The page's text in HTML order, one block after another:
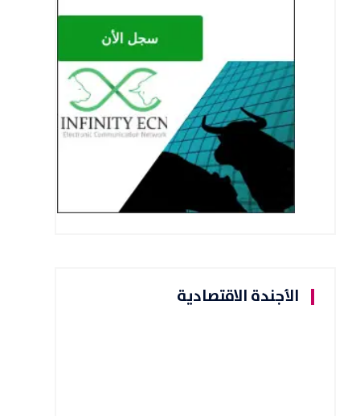
الأجندة الاقتصادية